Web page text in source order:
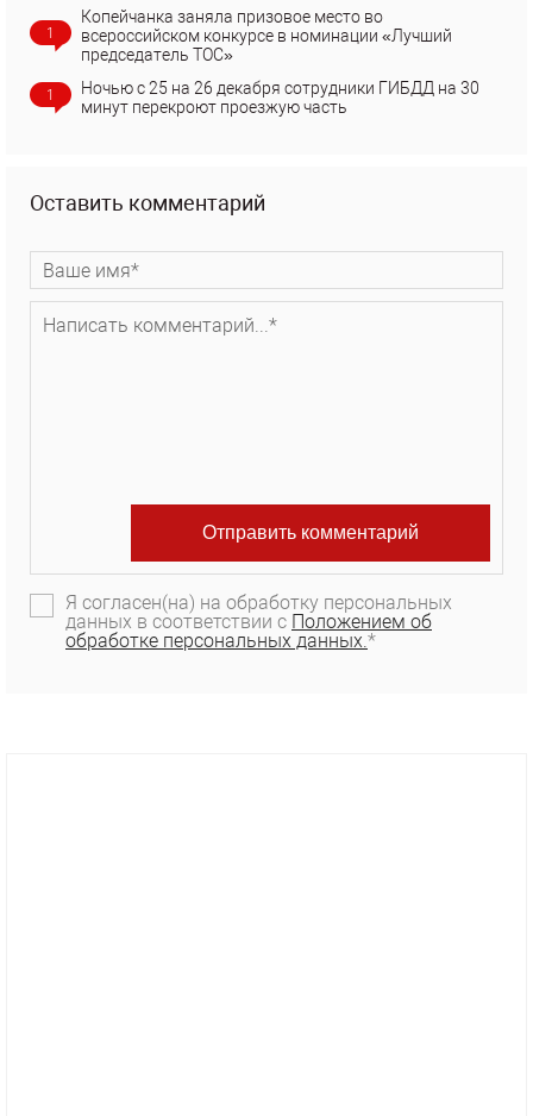
1
Копейчанка заняла призовое место во
всероссийском конкурсе в номинации «Лучший
председатель ТОС»
1
Ночью с 25 на 26 декабря сотрудники ГИБДД на 30
минут перекроют проезжую часть
Оставить комментарий
Я согласен(на) на обработку персональных
данных в соответствии с Положением об
обработке персональных данных.*